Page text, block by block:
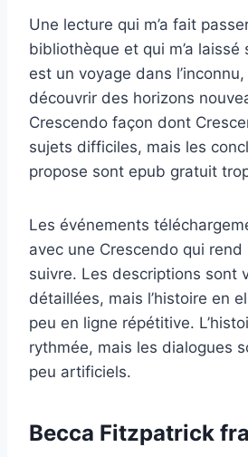
Une lecture qui m’a fait
bibliothèque et qui m’a
est un voyage dans l’inconnu,
découvrir des horizons
Crescendo façon dont
sujets difficiles, mais les
propose sont epub gratuit
Les événements
avec une Crescendo qui
suivre. Les descriptions sont
détaillées, mais l’histoire en
peu en ligne répétitive.
rythmée, mais les dialogues
peu artificiels.
Becca Fitzpatrick